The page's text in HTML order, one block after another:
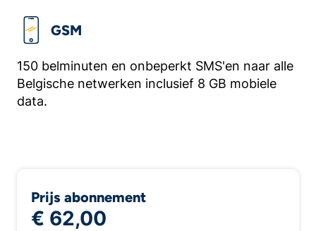
GSM
150 belminuten en onbeperkt SMS'en naar alle
Belgische netwerken inclusief 8 GB mobiele
data.
Prijs abonnement
€ 62,00